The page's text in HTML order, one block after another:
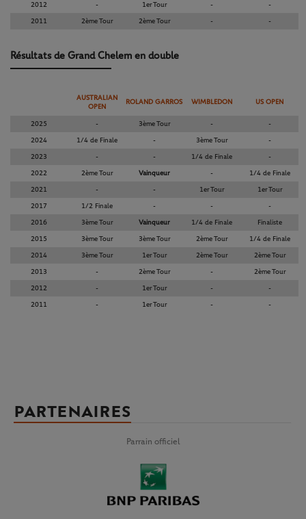
2012 - 1er Tour - -
2011 2ème Tour 2ème Tour - -
Résultats de Grand Chelem en double
AUSTRALIAN
OPEN
ROLAND GARROS WIMBLEDON US OPEN
2025 - 3ème Tour - -
2024 1/4 de Finale - 3ème Tour -
2023 - - 1/4 de Finale -
2022 2ème Tour Vainqueur - 1/4 de Finale
2021 - - 1er Tour 1er Tour
2017 1/2 Finale - - -
2016 3ème Tour Vainqueur 1/4 de Finale Finaliste
2015 3ème Tour 3ème Tour 2ème Tour 1/4 de Finale
2014 3ème Tour 1er Tour 2ème Tour 2ème Tour
2013 - 2ème Tour - 2ème Tour
2012 - 1er Tour - -
2011 - 1er Tour - -
PARTENAIRES
Parrain officiel